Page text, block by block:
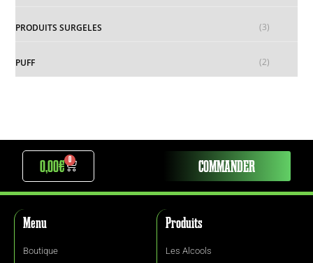
PRODUITS SURGELES (3)
PUFF (2)
0,00€ 0 COMMANDER
Menu
Boutique
Produits
Les Alcools